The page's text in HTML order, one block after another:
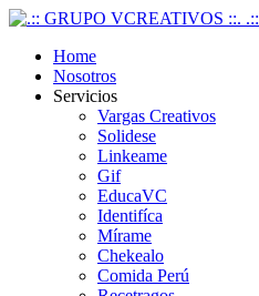
Home
Nosotros
Servicios
Vargas Creativos
Solidese
Linkeame
Gif
EducaVC
Identifíca
Mírame
Chekealo
Comida Perú